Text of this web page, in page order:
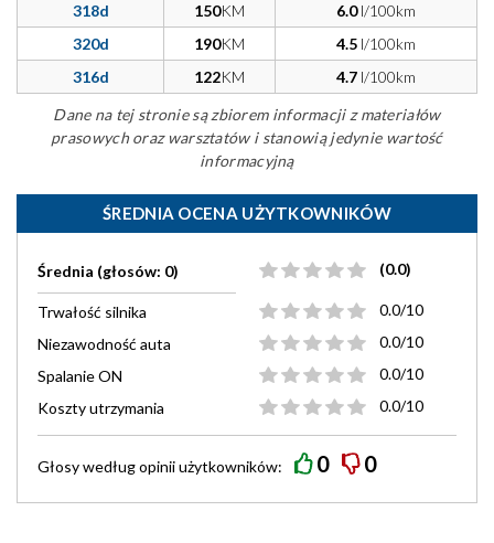
318d
150KM 6.0l/100km
320d
190KM 4.5 l/100km
316d
122KM 4.7 l/100km
Dane na tej stronie są zbiorem informacji z materiałów
prasowych oraz warsztatów i stanowią jedynie wartość
informacyjną
ŚREDNIA OCENA UŻYTKOWNIKÓW
Średnia (głosów: 0) (0.0)
Trwałość silnika
0.0/10
Niezawodność auta
0.0/10
Spalanie ON
0.0/10
Koszty utrzymania
0.0/10
Głosy wedługopiniiużytkowników: 0 0